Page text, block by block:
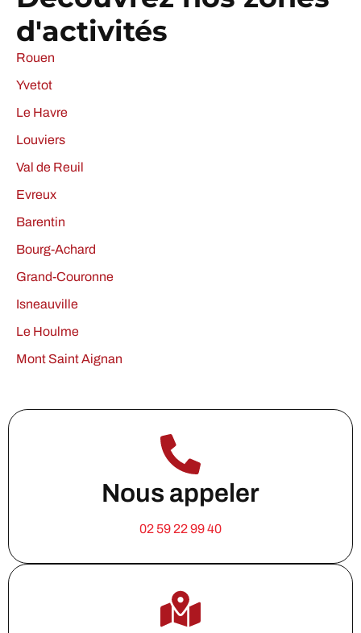
d'activités
Rouen
Yvetot
Le Havre
Louviers
Val de Reuil
Evreux
Barentin
Bourg-Achard
Grand-Couronne
Isneauville
Le Houlme
Mont Saint Aignan
Nous appeler
02 59 22 99 40